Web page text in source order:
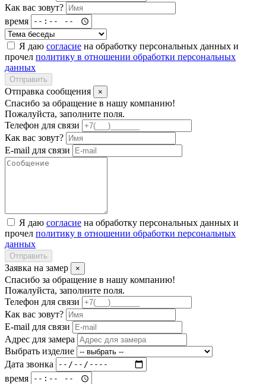
Как вас зовут?
время
Я даю согласие на обработку персональных данных и
прочел политику в отношении обработки персональных
данных
Отправить
Отправка сообщения ×
Спасибо за обращение в нашу компанию!
Пожалуйста, заполните поля.
Телефон для связи
Как вас зовут?
E-mail для связи
Я даю согласие на обработку персональных данных и
прочел политику в отношении обработки персональных
данных
Отправить
Заявка на замер ×
Спасибо за обращение в нашу компанию!
Пожалуйста, заполните поля.
Телефон для связи
Как вас зовут?
E-mail для связи
Адрес для замера
Выбрать изделие
Дата звонка
время